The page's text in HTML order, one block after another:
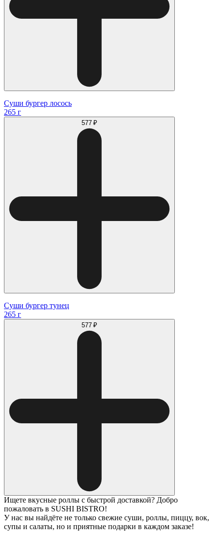
Суши бургер лосось
265 г
577 ₽
Суши бургер тунец
265 г
577 ₽
Ищете вкусные роллы с быстрой доставкой? Добро
пожаловать в SUSHI BISTRO!
У нас вы найдёте не только свежие суши, роллы, пиццу, вок,
супы и салаты, но и приятные подарки в каждом заказе!